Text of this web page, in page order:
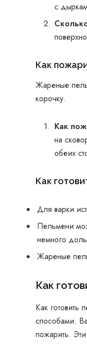
с
Как
Жареные
корочку.
Как
на
обеих
Как
Для варки
Пельмени
немного
Жареные
Как
Как
способами.
пожарить.